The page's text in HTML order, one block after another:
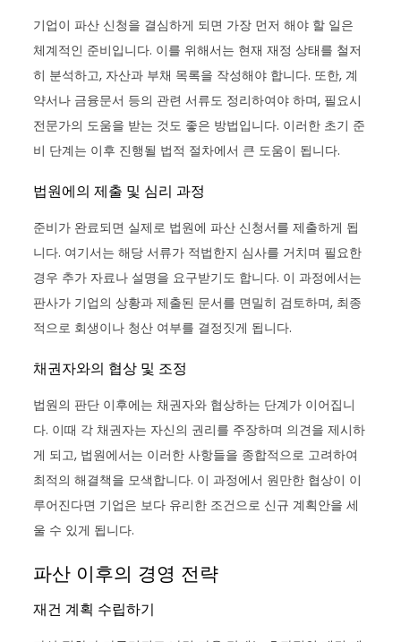
기업이 파산 신청을 결심하게 되면 가장 먼저 해야 할 일은
체계적인 준비입니다. 이를 위해서는 현재 재정 상태를 철저
히 분석하고, 자산과 부채 목록을 작성해야 합니다. 또한, 계
약서나 금융문서 등의 관련 서류도 정리하여야 하며, 필요시
전문가의 도움을 받는 것도 좋은 방법입니다. 이러한 초기 준
비 단계는 이후 진행될 법적 절차에서 큰 도움이 됩니다.
법원에의 제출 및 심리 과정
준비가 완료되면 실제로 법원에 파산 신청서를 제출하게 됩
니다. 여기서는 해당 서류가 적법한지 심사를 거치며 필요한
경우 추가 자료나 설명을 요구받기도 합니다. 이 과정에서는
판사가 기업의 상황과 제출된 문서를 면밀히 검토하며, 최종
적으로 회생이나 청산 여부를 결정짓게 됩니다.
채권자와의 협상 및 조정
법원의 판단 이후에는 채권자와 협상하는 단계가 이어집니
다. 이때 각 채권자는 자신의 권리를 주장하며 의견을 제시하
게 되고, 법원에서는 이러한 사항들을 종합적으로 고려하여
최적의 해결책을 모색합니다. 이 과정에서 원만한 협상이 이
루어진다면 기업은 보다 유리한 조건으로 신규 계획안을 세
울 수 있게 됩니다.
파산 이후의 경영 전략
재건 계획 수립하기